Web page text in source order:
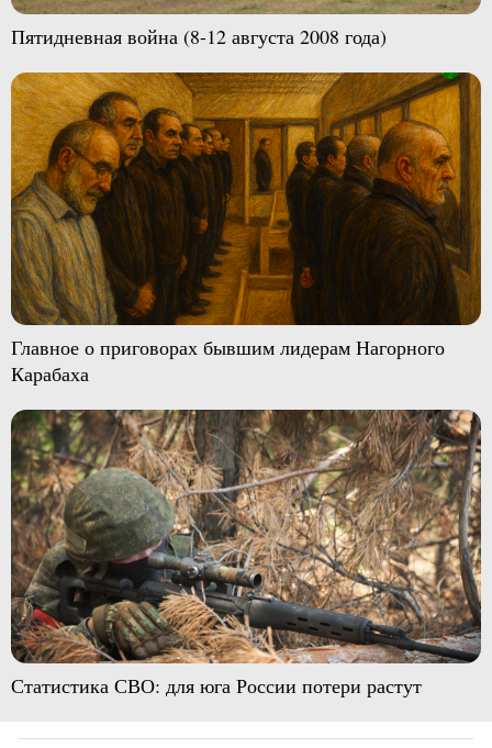
Пятидневная война (8-12 августа 2008 года)
Главное о приговорах бывшим лидерам Нагорного
Карабаха
Статистика СВО: для юга России потери растут